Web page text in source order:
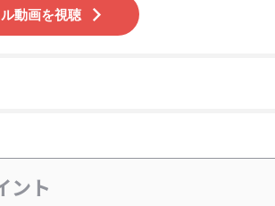
動画を視聴
ント